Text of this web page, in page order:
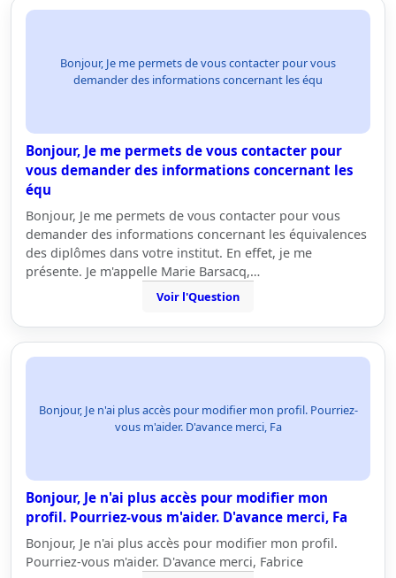
Bonjour, Je me permets de vous contacter pour vous
demander des informations concernant les équ
Bonjour, Je me permets de vous contacter pour
vous demander des informations concernant les
équ
Bonjour, Je me permets de vous contacter pour vous
demander des informations concernant les équivalences
des diplômes dans votre institut. En effet, je me
présente. Je m'appelle Marie Barsacq,…
Voir l'Question
Bonjour, Je n'ai plus accès pour modifier mon profil. Pourriez-
vous m'aider. D'avance merci, Fa
Bonjour, Je n'ai plus accès pour modifier mon
profil. Pourriez-vous m'aider. D'avance merci, Fa
Bonjour, Je n'ai plus accès pour modifier mon profil.
Pourriez-vous m'aider. D'avance merci, Fabrice